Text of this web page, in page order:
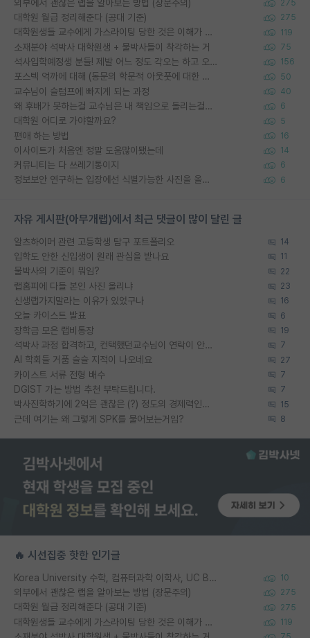
외부에서 괜찮은 랩을 알아보는 방법 (장문주의) 275
대학원 월급 정리해준다 (공대 기준) 275
대학원생들 교수에게 가스라이팅 당한 것은 이해가 갑니다. 안타깝네요. 119
소재분야 석박사 대학원생 + 물박사들이 착각하는 거 75
석사입학예정생 분들! 제발 어느 정도 각오는 하고 오세요. 156
포스텍 억까에 대해 (동문의 학문적 아웃풋에 대한 반박) 50
교수님이 슬럼프에 빠지게 되는 과정 40
왜 후배가 못하는걸 교수님은 내 책임으로 돌리는걸까요? 6
대학원 어디로 가야할까요? 5
편애 하는 방법 16
이사이트가 처음엔 정말 도움많이됐는데 14
커뮤니티는 다 쓰레기통이지 6
정보보안 연구하는 입장에선 식별가능한 사진을 올리는건 비추이긴함 6
자유 게시판(아무개랩)에서 최근 댓글이 많이 달린 글
알츠하이머 관련 고등학생 탐구 포트폴리오 14
입학도 안한 신입생이 원래 관심을 받나요 11
물박사의 기준이 뭐임? 22
랩홈피에 다들 본인 사진 올리냐 23
신생랩가지말라는 이유가 있었구나 16
오늘 카이스트 발표 6
장학금 모은 랩비통장 19
석박사 과정 합격하고, 컨택했던교수님이 연락이 안됩니다... 7
AI 학회들 거품 슬슬 지적이 나오네요 27
카이스트 서류 전형 배수 7
DGIST 가는 방법 추천 부탁드립니다. 7
박사진학하기에 2억은 괜찮은 (?) 정도의 경제력인가요 15
근데 여기는 왜 그렇게 SPK를 물어보는거임? 8
🔥 시선집중 핫한 인기글
Korea University 수학, 컴퓨터과학 이학사, UC Berkeley 산업공학 대학원 공학박사가 되는 것은 쉽지 않겠죠? 10
외부에서 괜찮은 랩을 알아보는 방법 (장문주의) 275
대학원 월급 정리해준다 (공대 기준) 275
대학원생들 교수에게 가스라이팅 당한 것은 이해가 갑니다. 안타깝네요. 119